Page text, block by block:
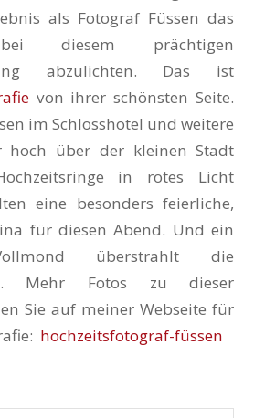
als Fotograf Füssen das
diesem prächtigen
abzulichten. Das ist
von ihrer schönsten Seite.
im Schlosshotel und weitere
hoch über der kleinen Stadt
in rotes Licht
eine besonders feierliche,
für diesen Abend. Und ein
überstrahlt die
Mehr Fotos zu dieser
Sie auf meiner Webseite für
hochzeitsfotograf-füssen